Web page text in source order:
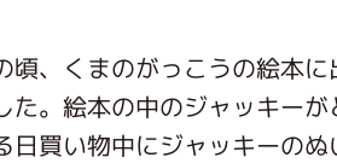
頃、くまのがっこうの絵本
た。絵本の中のジャッキー
買い物中にジャッキーの
カル・コンサート